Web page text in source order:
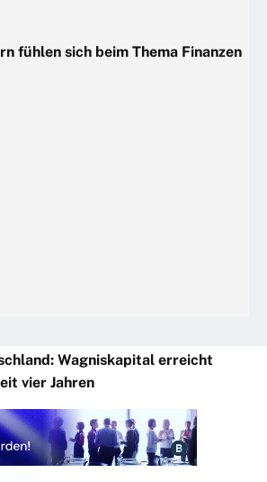
fühlen sich beim Thema Finanzen
Wagniskapital erreicht
vier Jahren